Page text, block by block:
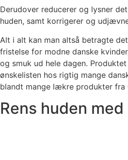
Derudover reducerer og lysner
huden, samt korrigerer og
Alt i alt kan man altså betragte
fristelse for modne danske
og smuk ud hele dagen.
ønskelisten hos rigtig mange
blandt mange lækre produkter fra
Rens huden